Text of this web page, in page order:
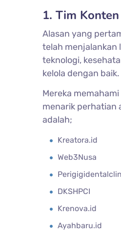
1. Tim
Alasan yang
telah menjalankan
teknologi,
kelola dengan baik.
Mereka
menarik perhatian
adalah;
Kreatora.id
Web3Nusa
DKSHPCI
Krenova.id
Ayahbaru.id